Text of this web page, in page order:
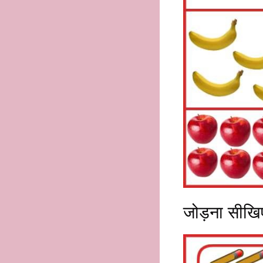
जोड़ना